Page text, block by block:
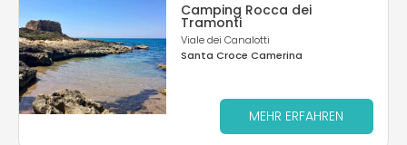
Camping Rocca dei
Tramonti
Viale dei Canalotti
Santa Croce Camerina
MEHR ERFAHREN